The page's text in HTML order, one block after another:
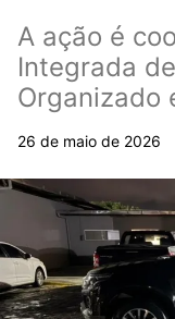
A ação é
Integrada
Organizado
26 de maio de 2026